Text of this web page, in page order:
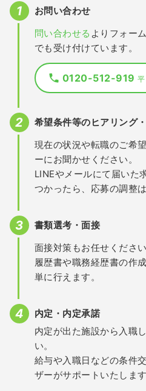
お問い合わせ
問い合わせる よりフォー
でも受け付けています。
0120-512-919
希望条件等のヒアリング
現在の状況や転職のご希
ーにお聞かせください。
LINEやメールにて届いた
つかったら、応募の調整
書類選考・面接
面接対策もお任せください
履歴書や職務経歴書の作
単に行えます。
内定・内定承諾
内定が出た施設から入職
い。
給与や入職日などの条件
ザーがサポートいたします